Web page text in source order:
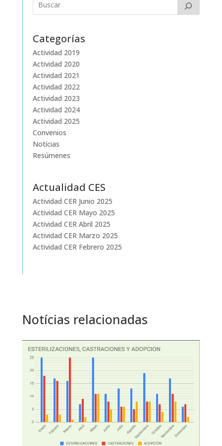
Categorías
Actividad 2019
Actividad 2020
Actividad 2021
Actividad 2022
Actividad 2023
Actividad 2024
Actividad 2025
Convenios
Notícias
Resúmenes
Actualidad CES
Actividad CER Junio 2025
Actividad CER Mayo 2025
Actividad CER Abril 2025
Actividad CER Marzo 2025
Actividad CER Febrero 2025
Notícias relacionadas